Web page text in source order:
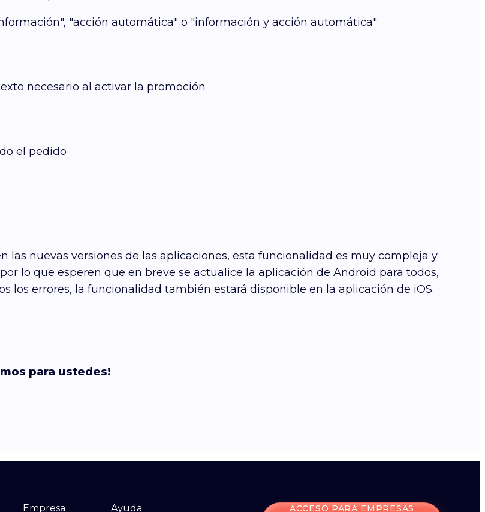
"acción automática" o "información y acción automática"
necesario al activar la promoción
el pedido
las nuevas versiones de las aplicaciones, esta funcionalidad es muy compleja y
lo que esperen que en breve se actualice la aplicación de Android para todos,
los errores, la funcionalidad también estará disponible en la aplicación de iOS.
para ustedes!
Empresa Ayuda ACCESO PARA EMPRESAS